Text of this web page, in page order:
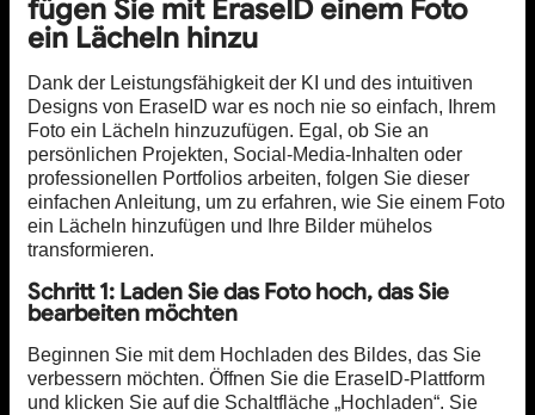
fügen Sie mit EraseID einem Foto
ein Lächeln hinzu
Dank der Leistungsfähigkeit der KI und des intuitiven
Designs von EraseID war es noch nie so einfach, Ihrem
Foto ein Lächeln hinzuzufügen. Egal, ob Sie an
persönlichen Projekten, Social-Media-Inhalten oder
professionellen Portfolios arbeiten, folgen Sie dieser
einfachen Anleitung, um zu erfahren, wie Sie einem Foto
ein Lächeln hinzufügen und Ihre Bilder mühelos
transformieren.
Schritt 1: Laden Sie das Foto hoch, das Sie
bearbeiten möchten
Beginnen Sie mit dem Hochladen des Bildes, das Sie
verbessern möchten. Öffnen Sie die EraseID-Plattform
und klicken Sie auf die Schaltfläche „Hochladen“. Sie